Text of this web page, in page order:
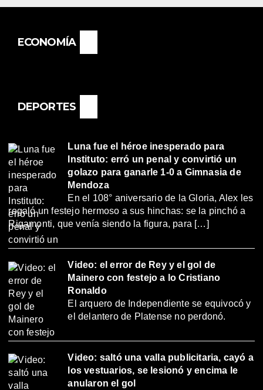
ECONOMÍA
DEPORTES
Luna fue el héroe inesperado para
Instituto: erró un penal y convirtió un
golazo para ganarle 1-0 a Gimnasia de
Mendoza
En el 108° aniversario de la Gloria, Alex les
regaló un festejo hermoso a sus hinchas: se la pinchó a
Rigamonti, que venía siendo la figura, para […]
Video: el error de Rey y el gol de
Mainero con festejo a lo Cristiano
Ronaldo
El arquero de Independiente se equivocó y
el delantero de Platense no perdonó.
Video: saltó una valla publicitaria, cayó a
los vestuarios, se lesionó y encima le
anularon el gol